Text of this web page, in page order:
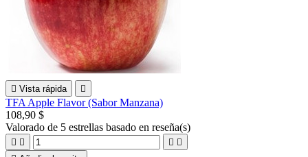
 Vista rápida 
TFA Apple Flavor (Sabor Manzana)
108,90 $
Valorado de 5 estrellas basado en reseña(s)
   